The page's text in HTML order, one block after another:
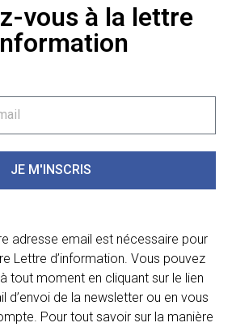
vous à la lettre
JE M'INSCRIS
adresse email est nécessaire pour
Lettre d’information. Vous pouvez
tout moment en cliquant sur le lien
d’envoi de la newsletter ou en vous
Pour tout savoir sur la manière